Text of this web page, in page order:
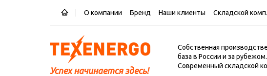
О компании Бренд Наши клиенты Складской
Успех начинается здесь!
Собственная
база в России и за рубежом.
Современный складской